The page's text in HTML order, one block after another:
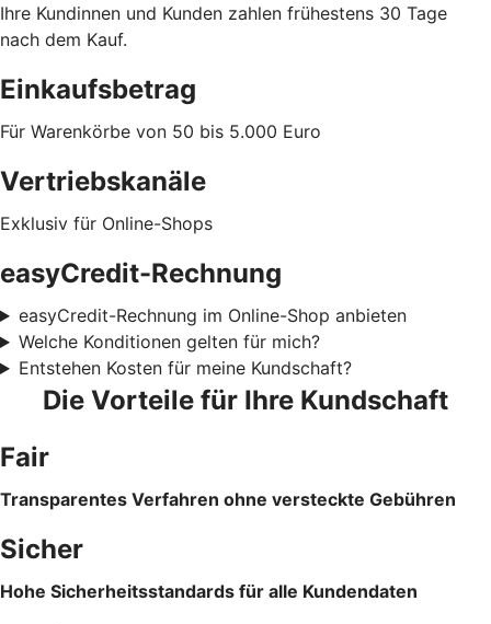
Ihre Kundinnen und Kunden zahlen frühestens 30 Tage
nach dem Kauf.
Einkaufsbetrag
Für Warenkörbe von 50 bis 5.000 Euro
Vertriebskanäle
Exklusiv für Online-Shops
easyCredit-Rechnung
easyCredit-Rechnung im Online-Shop anbieten
Welche Konditionen gelten für mich?
Entstehen Kosten für meine Kundschaft?
Die Vorteile für Ihre Kundschaft
Fair
Transparentes Verfahren ohne versteckte Gebühren
Sicher
Hohe Sicherheitsstandards für alle Kundendaten